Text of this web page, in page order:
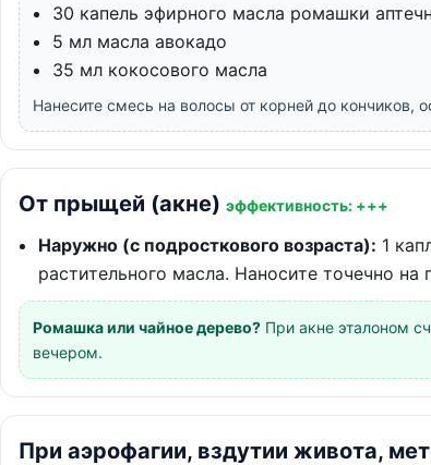
30 капель эфирного масла ромашки
5 мл масла авокадо
35 мл кокосового масла
Нанесите смесь на волосы от корней до кончиков,
От прыщей (акне) эффективность: +++
Наружно (с подросткового возраста): 1
растительного масла. Наносите точечно
Ромашка или чайное дерево? При акне эталоном
вечером.
При аэрофагии, вздутии живота,